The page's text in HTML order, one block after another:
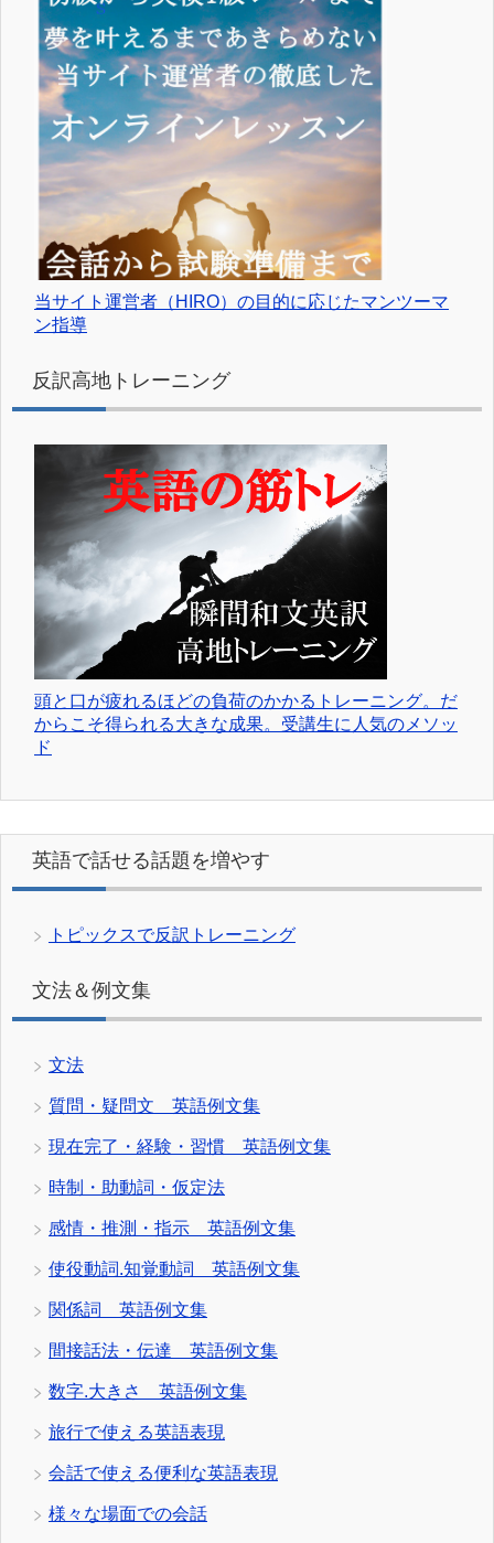
当サイト運営者（HIRO）の目的に応じたマンツーマ
ン指導
反訳高地トレーニング
頭と口が疲れるほどの負荷のかかるトレーニング。だ
からこそ得られる大きな成果。受講生に人気のメソッ
ド
英語で話せる話題を増やす
トピックスで反訳トレーニング
文法＆例文集
文法
質問・疑問文 英語例文集
現在完了・経験・習慣 英語例文集
時制・助動詞・仮定法
感情・推測・指示 英語例文集
使役動詞.知覚動詞 英語例文集
関係詞 英語例文集
間接話法・伝達 英語例文集
数字.大きさ 英語例文集
旅行で使える英語表現
会話で使える便利な英語表現
様々な場面での会話